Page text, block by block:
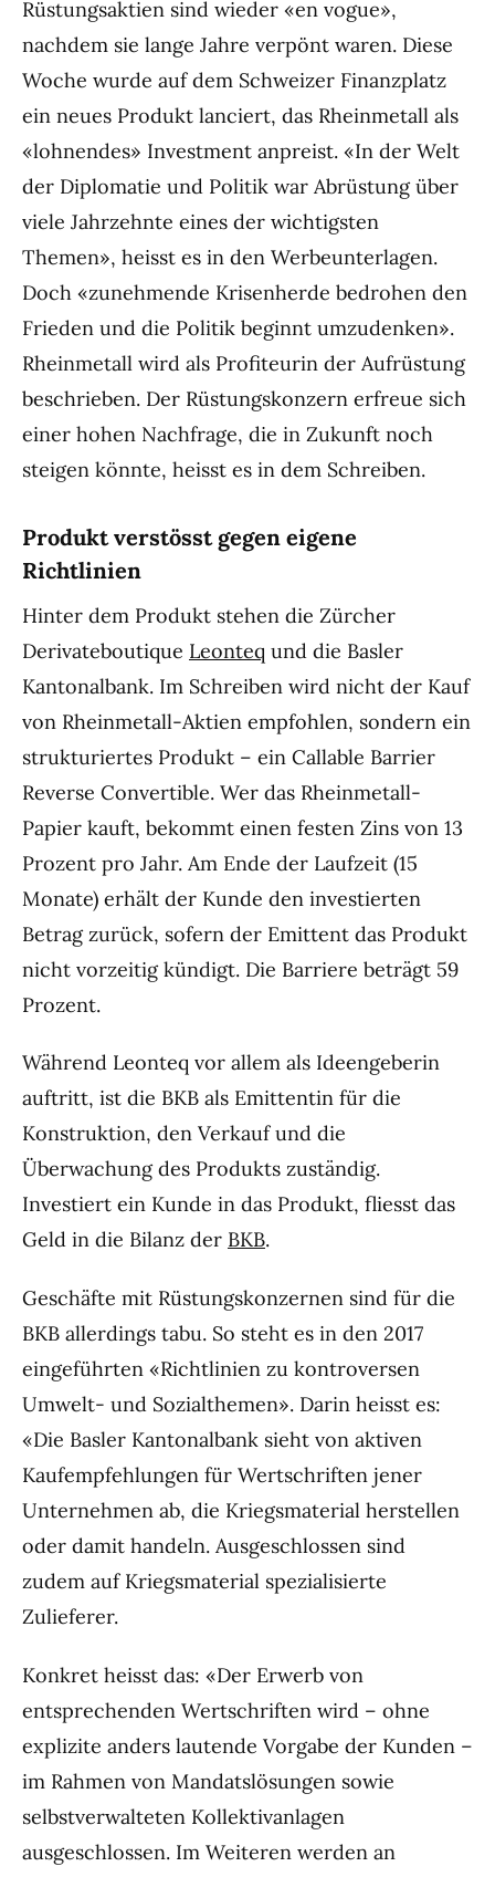
Rüstungsaktien sind wieder «en vogue»,
nachdem sie lange Jahre verpönt waren. Diese
Woche wurde auf dem Schweizer Finanzplatz
ein neues Produkt lanciert, das Rheinmetall als
«lohnendes» Investment anpreist. «In der Welt
der Diplomatie und Politik war Abrüstung über
viele Jahrzehnte eines der wichtigsten
Themen», heisst es in den Werbeunterlagen.
Doch «zunehmende Krisenherde bedrohen den
Frieden und die Politik beginnt umzudenken».
Rheinmetall wird als Profiteurin der Aufrüstung
beschrieben. Der Rüstungskonzern erfreue sich
einer hohen Nachfrage, die in Zukunft noch
steigen könnte, heisst es in dem Schreiben.
Produkt verstösst gegen eigene
Richtlinien
Hinter dem Produkt stehen die Zürcher
Derivateboutique Leonteq und die Basler
Kantonalbank. Im Schreiben wird nicht der Kauf
von Rheinmetall-Aktien empfohlen, sondern ein
strukturiertes Produkt – ein Callable Barrier
Reverse Convertible. Wer das Rheinmetall-
Papier kauft, bekommt einen festen Zins von 13
Prozent pro Jahr. Am Ende der Laufzeit (15
Monate) erhält der Kunde den investierten
Betrag zurück, sofern der Emittent das Produkt
nicht vorzeitig kündigt. Die Barriere beträgt 59
Prozent.
Während Leonteq vor allem als Ideengeberin
auftritt, ist die BKB als Emittentin für die
Konstruktion, den Verkauf und die
Überwachung des Produkts zuständig.
Investiert ein Kunde in das Produkt, fliesst das
Geld in die Bilanz der BKB.
Geschäfte mit Rüstungskonzernen sind für die
BKB allerdings tabu. So steht es in den 2017
eingeführten «Richtlinien zu kontroversen
Umwelt- und Sozialthemen». Darin heisst es:
«Die Basler Kantonalbank sieht von aktiven
Kaufempfehlungen für Wertschriften jener
Unternehmen ab, die Kriegsmaterial herstellen
oder damit handeln. Ausgeschlossen sind
zudem auf Kriegsmaterial spezialisierte
Zulieferer.
Konkret heisst das: «Der Erwerb von
entsprechenden Wertschriften wird – ohne
explizite anders lautende Vorgabe der Kunden –
im Rahmen von Mandatslösungen sowie
selbstverwalteten Kollektivanlagen
ausgeschlossen. Im Weiteren werden an